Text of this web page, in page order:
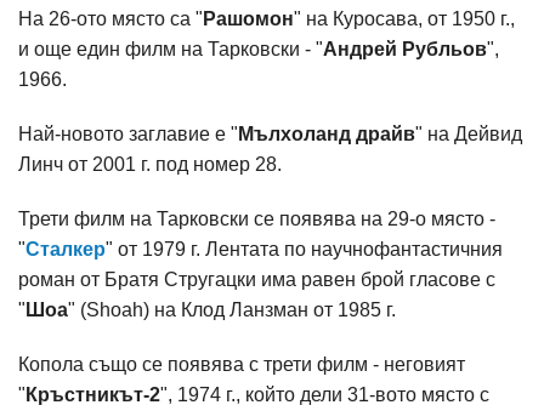
На 26-ото място са " Рашомон" на Куросава, от 1950 г.,
и още един филм на Тарковски - "Андрей Рубльов",
1966.
Най-новото заглавие е " Мълхоланд драйв" на Дейвид
Линч от 2001 г. под номер 28.
Трети филм на Тарковски се появява на 29-о място -
"Сталкер" от 1979 г. Лентата по научнофантастичния
роман от Братя Стругацки има равен брой гласове с
" Шоа" (Shoah) на Клод Ланзман от 1985 г.
Копола също се появява с трети филм - неговият
" Кръстникът-2", 1974 г., който дели 31-вото място с